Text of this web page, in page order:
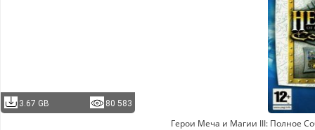
3.67 GB 80 583
Герои Меча и Магии III: Полное